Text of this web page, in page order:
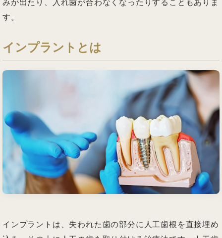
す。
インプラントとは
インプラントは、失われた歯の部分に人工歯根を直接埋め